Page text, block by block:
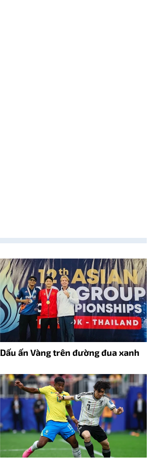
Dấu ấn Vàng trên đường đua xanh